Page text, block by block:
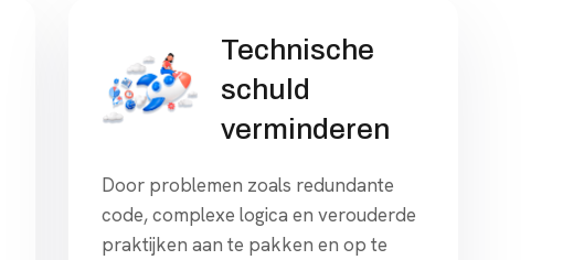
Technische
schuld
verminderen
Door problemen zoals redundante
code, complexe logica en verouderde
praktijken aan te pakken en op te